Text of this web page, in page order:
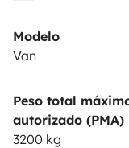
Modelo
Van
Peso total
autorizado (PMA)
3200 kg
Contrato de alquiler
Asistencias de
Ayuda propietario